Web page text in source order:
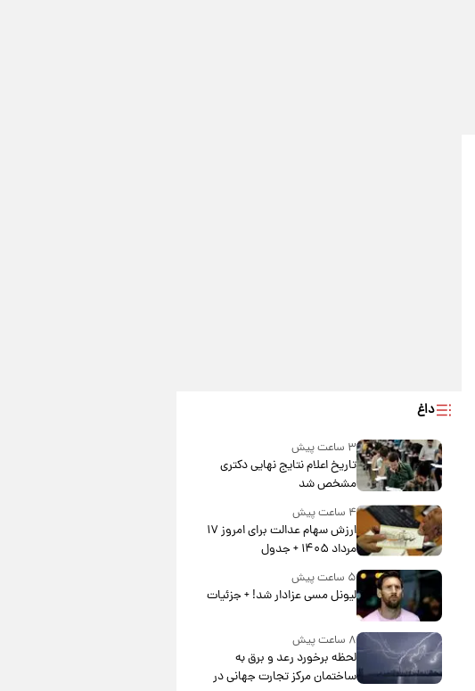
داغ
۳ ساعت پیش
تاریخ اعلام نتایج نهایی دکتری
مشخص شد
۴ ساعت پیش
ارزش سهام عدالت برای امروز ۱۷
مرداد ۱۴۰۵ + جدول
۵ ساعت پیش
لیونل مسی عزادار شد! + جزئیات
۸ ساعت پیش
لحظه برخورد رعد و برق به
ساختمان مرکز تجارت جهانی در